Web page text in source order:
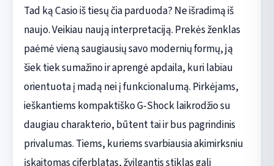
Tad ką Casio iš tiesų čia parduoda? Ne išradimą iš
naujo. Veikiau naują interpretaciją. Prekės ženklas
paėmė vieną saugiausių savo modernių formų, ją
šiek tiek sumažino ir aprengė apdaila, kuri labiau
orientuota į madą nei į funkcionalumą. Pirkėjams,
ieškantiems kompaktiško G-Shock laikrodžio su
daugiau charakterio, būtent tai ir bus pagrindinis
privalumas. Tiems, kuriems svarbiausia akimirksniu
įskaitomas ciferblatas, žvilgantis stiklas gali